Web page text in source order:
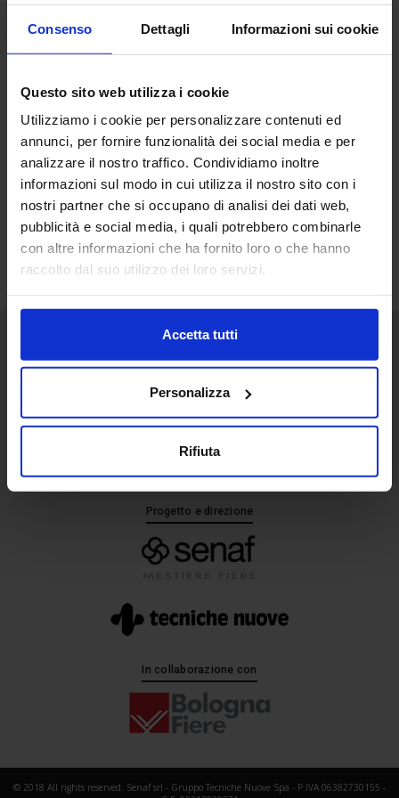
Consenso Dettagli Informazioni sui cookie
Questo sito web utilizza i cookie
Utilizziamo i cookie per personalizzare contenuti ed
annunci, per fornire funzionalità dei social media e per
analizzare il nostro traffico. Condividiamo inoltre
informazioni sul modo in cui utilizza il nostro sito con i
nostri partner che si occupano di analisi dei dati web,
pubblicità e social media, i quali potrebbero combinarle
con altre informazioni che ha fornito loro o che hanno
raccolto dal suo utilizzo dei loro servizi.
Accetta tutti
Personalizza
Rifiuta
Senaf srl
+ 39 051.325511
+ 39 02.332039460
Progetto e direzione
In collaborazione con
© 2018 All rights reserved. Senaf srl - Gruppo Tecniche Nuove Spa - P.IVA 06382730155 -